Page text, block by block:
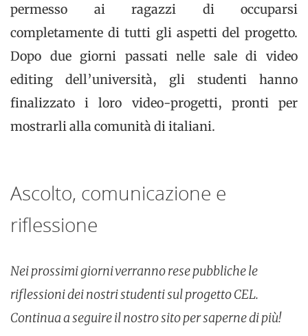
permesso ai ragazzi di occuparsi
completamente di tutti gli aspetti del progetto.
Dopo due giorni passati nelle sale di video
editing dell’università, gli studenti hanno
finalizzato i loro video-progetti, pronti per
mostrarli alla comunità di italiani.
Ascolto, comunicazione e
riflessione
Nei prossimi giorni verranno rese pubbliche le
riflessioni dei nostri studenti sul progetto CEL.
Continua a seguire il nostro sito per saperne di più!